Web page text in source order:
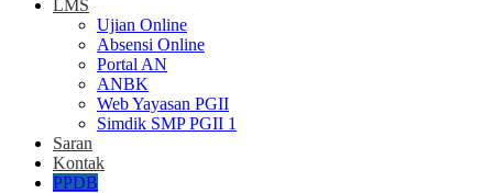
LMS
Ujian Online
Absensi Online
Portal AN
ANBK
Web Yayasan PGII
Simdik SMP PGII 1
Saran
Kontak
PPDB